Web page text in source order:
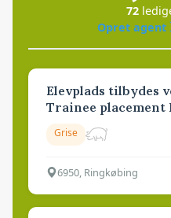
72
Opret agent
Elevplads tilbydes
Trainee placement
Grise
6950, Ringkøbing